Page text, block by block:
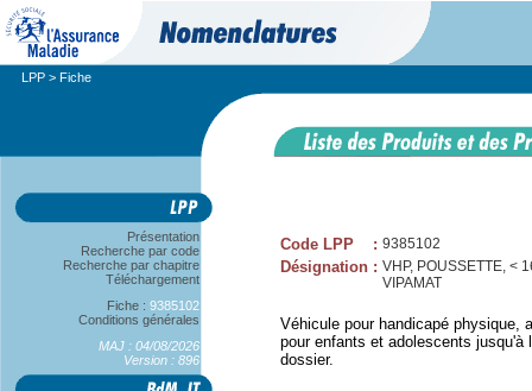
LPP > Fiche
Présentation
Recherche par code
Recherche par chapitre
Téléchargement
Fiche : 9385102
Conditions générales
MAJ : 04/08/2026
Version : 896
Code LPP : 9385102
Désignation : VHP, POUSSETTE, <
VIPAMAT
Véhicule pour handicapé physique,
pour enfants et adolescents jusqu'à
dossier.